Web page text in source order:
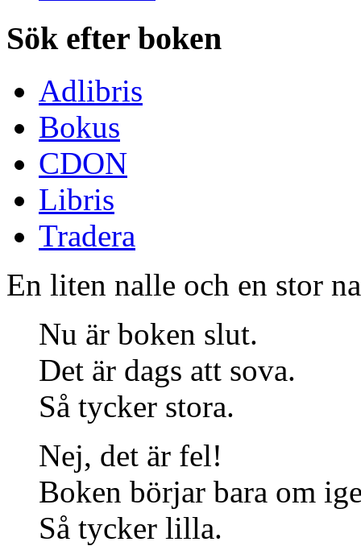
Sök efter boken
Adlibris
Bokus
CDON
Libris
Tradera
En liten nalle och en stor
Nu är boken slut.
Det är dags att sova.
Så tycker stora.
Nej, det är fel!
Boken börjar bara om
Så tycker lilla.